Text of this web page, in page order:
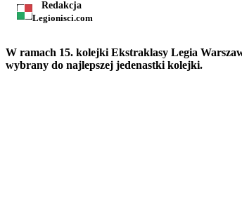
Redakcja
Legionisci.com
W ramach 15. kolejki Ekstraklasy Legia
wybrany do najlepszej jedenastki kolejki.